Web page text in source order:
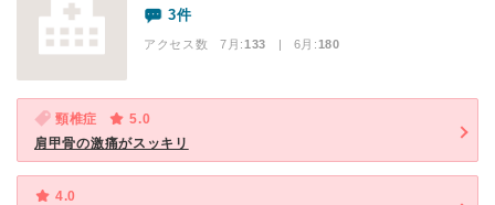
3件
アクセス数 7月:133 | 6月:180
頸椎症
5.0
肩甲骨の激痛がスッキリ
4.0